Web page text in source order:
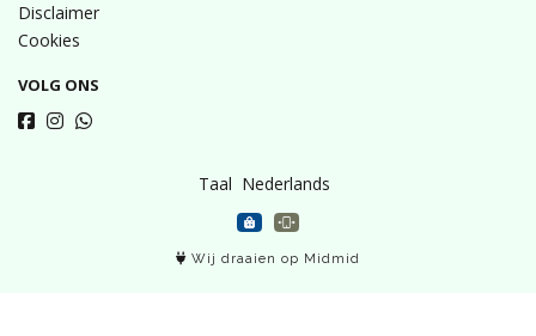
Disclaimer
Cookies
VOLG ONS
Taal
Wij draaien op Midmid